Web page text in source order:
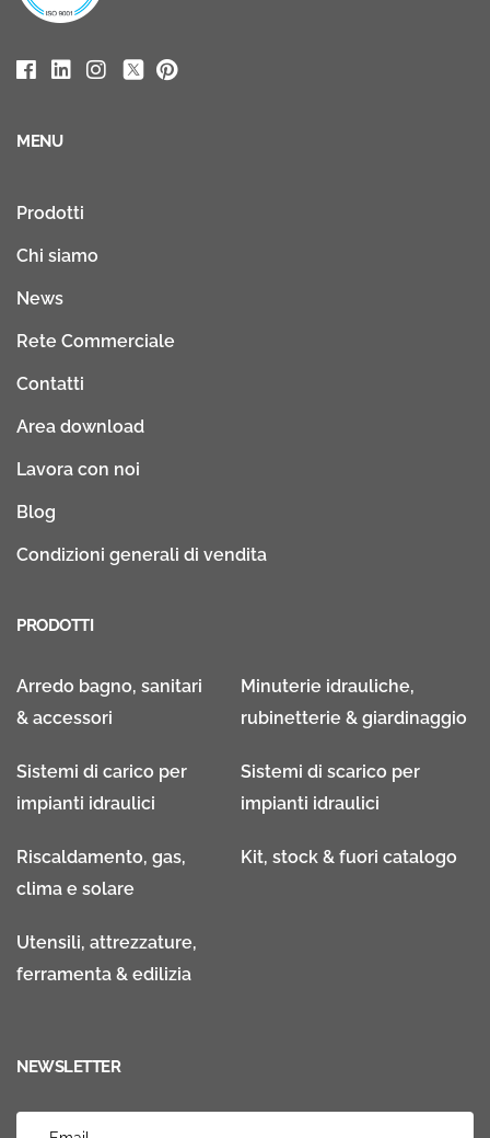
MENU
Prodotti
Chi siamo
News
Rete Commerciale
Contatti
Area download
Lavora con noi
Blog
Condizioni generali di vendita
PRODOTTI
Arredo bagno, sanitari
& accessori
Minuterie idrauliche,
rubinetterie & giardinaggio
Sistemi di carico per
impianti idraulici
Sistemi di scarico per
impianti idraulici
Riscaldamento, gas,
clima e solare
Kit, stock & fuori catalogo
Utensili, attrezzature,
ferramenta & edilizia
NEWSLETTER